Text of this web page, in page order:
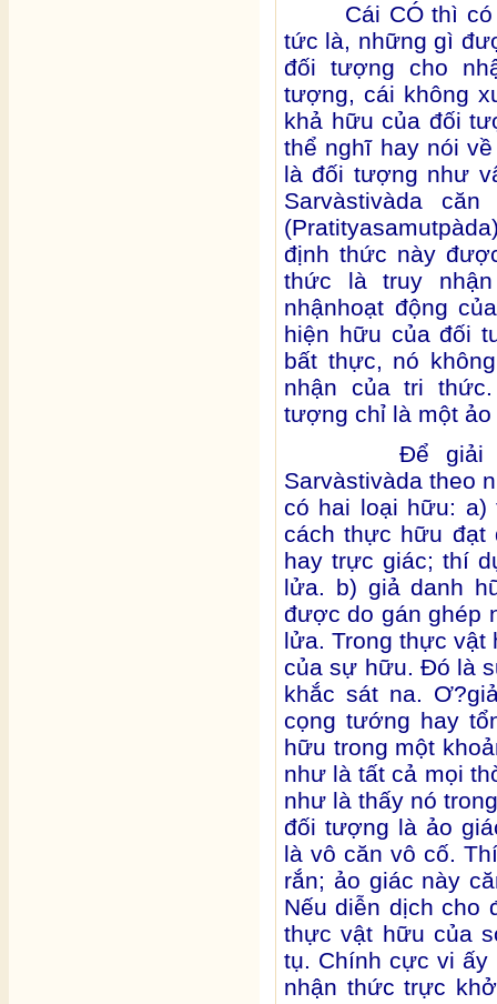
Cái CÓ thì có
tức là, những gì
đối tượng cho
tượng, cái không
khả hữu của đối
thể nghĩ hay nói
là đối tượng như
Sarvàstivàda
định thức này
thức là truy
nhậnhoạt động
hiện hữu của đối
bất thực, nó
nhận của tri
tượng chỉ là một
Để giải
Sarvàstivàda theo
có hai loại hữu: a)
cách thực hữu đạt
hay trực giác; thí
lửa. b) giả danh
được do gán ghép
lửa. Trong thực
của sự hữu. Đó là
khắc sát na.
cọng tướng hay
hữu trong một
như là tất cả mọi
như là thấy nó
đối tượng là ảo
là vô căn vô cố.
rắn; ảo giác này
Nếu diễn dịch cho
thực vật hữu của
tụ. Chính cực vi
nhận thức trực